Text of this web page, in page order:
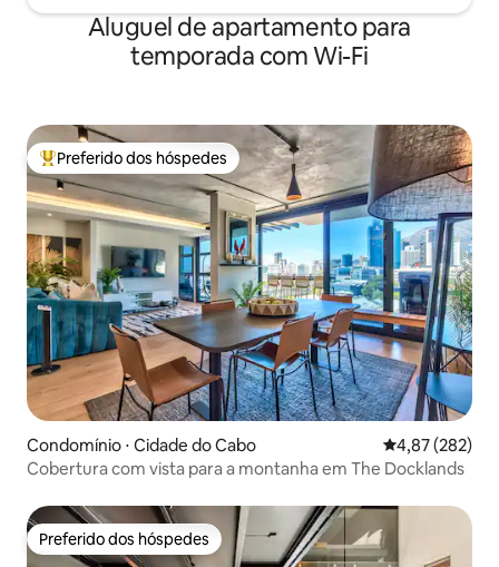
Aluguel de apartamento para
temporada com Wi-Fi
Entre os melhores preferidos dos hóspedes
Preferido dos hóspedes
Condomínio ⋅ Cidade do Cabo 4,87 de uma
4,87 (282)
Cobertura com vista para a montanha em The Docklands
Preferido dos hóspedes
Preferido dos hóspedes